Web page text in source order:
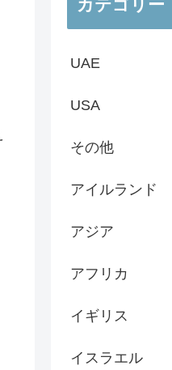
カテゴリー
UAE
USA
その他
アイルランド
アジア
アフリカ
イギリス
イスラエル